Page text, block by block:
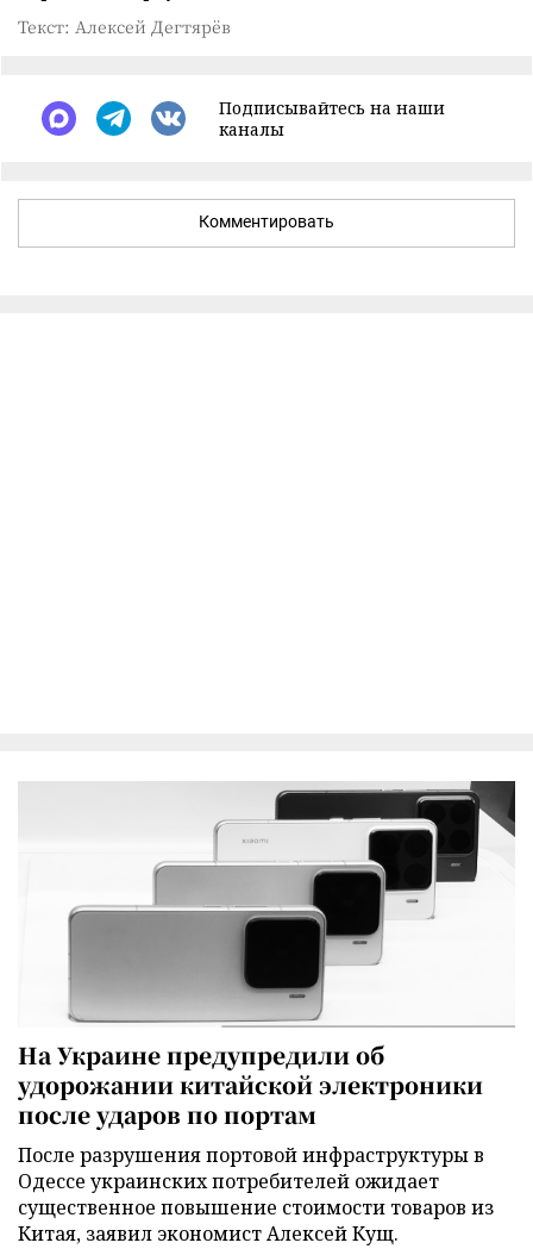
Текст: Алексей Дегтярёв
Подписывайтесь на наши
каналы
Комментировать
На Украине предупредили об
удорожании китайской электроники
после ударов по портам
После разрушения портовой инфраструктуры в
Одессе украинских потребителей ожидает
существенное повышение стоимости товаров из
Китая, заявил экономист Алексей Кущ.